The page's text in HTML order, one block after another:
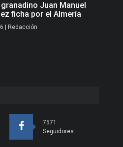
Juan Manuel
ficha por el Almería
| Redacción
7571
Seguidores